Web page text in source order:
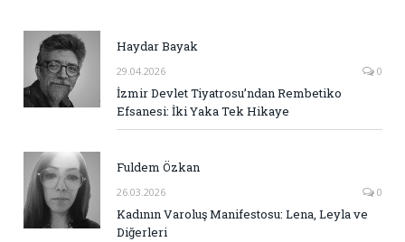
Haydar Bayak
29.04.2026 0
İzmir Devlet Tiyatrosu’ndan Rembetiko
Efsanesi: İki Yaka Tek Hikaye
Fuldem Özkan
26.03.2026 0
Kadının Varoluş Manifestosu: Lena, Leyla ve
Diğerleri